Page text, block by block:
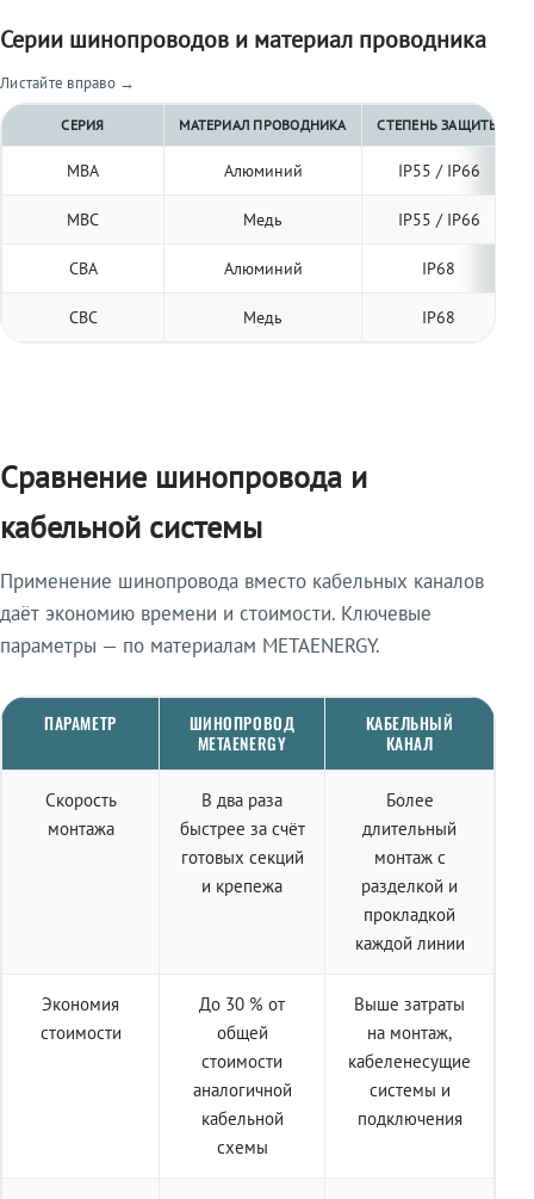
Серии шинопроводов и материал проводника
Листайте вправо →
СЕРИЯ МАТЕРИАЛ ПРОВОДНИКА СТЕПЕНЬ ЗАЩИТЫ
МВА Алюминий IP55 / IP66
МВС Медь IP55 / IP66
СВА Алюминий IP68
СВС Медь IP68
Сравнение шинопровода и
кабельной системы
Применение шинопровода вместо кабельных каналов
даёт экономию времени и стоимости. Ключевые
параметры — по материалам METAENERGY.
ПАРАМЕТР
ШИНОПРОВОД
METAENERGY
КАБЕЛЬНЫЙ
КАНАЛ
Скорость
монтажа
В два раза
быстрее за счёт
готовых секций
и крепежа
Более
длительный
монтаж с
разделкой и
прокладкой
каждой линии
Экономия
стоимости
До 30 % от
общей
стоимости
аналогичной
кабельной
схемы
Выше затраты
на монтаж,
кабеленесущие
системы и
подключения